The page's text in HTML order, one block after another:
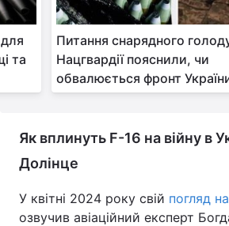
та
Питання снарядного
Нацгвардії пояснили, чи
обвалюється фронт
Як вплинуть F-16 на війну в
Долінце
У квітні 2024 року свій погляд
озвучив авіаційний експерт